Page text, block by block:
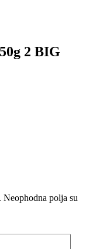
2 BIG
Neophodna polja su